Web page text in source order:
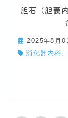
胆石（胆嚢
2025年8月
消化器内科